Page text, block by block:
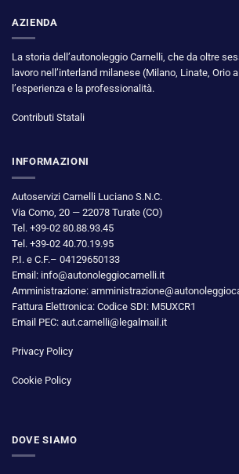
AZIENDA
La storia dell’autonoleggio Carnelli, che da oltre
lavoro nell’interland milanese (Milano, Linate, Orio
l’esperienza e la professionalità.
Contributi Statali
INFORMAZIONI
Autoservizi Carnelli Luciano S.N.C.
Via Como, 20 — 22078 Turate (CO)
Tel. +39-02 80.88.93.45
Tel. +39-02 40.70.19.95
P.I. e C.F.– 04129650133
Email: info@autonoleggiocarnelli.it
Amministrazione:
Fattura Elettronica: Codice SDI: M5UXCR1
Email PEC: aut.carnelli@legalmail.it
Privacy Policy
Cookie Policy
DOVE SIAMO